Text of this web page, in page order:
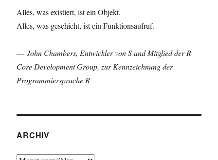
Alles, was existiert, ist ein Objekt.
Alles, was geschieht, ist ein Funktionsaufruf.
—John Chambers, Entwickler von S und Mitglied der R
Core Development Group, zur Kennzeichnung der
Programmiersprache R
ARCHIV